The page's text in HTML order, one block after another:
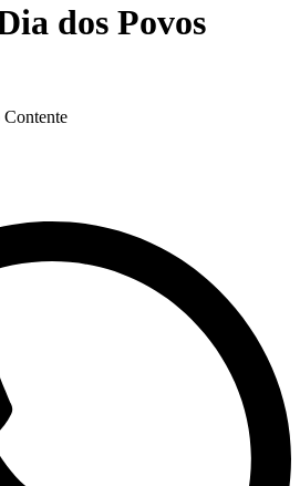
dos Povos